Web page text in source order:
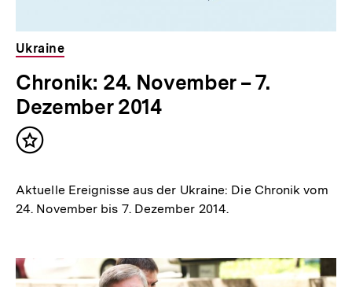
Ukraine
Chronik: 24. November – 7.
Dezember 2014
Inhalt
Aktuelle Ereignisse aus der Ukraine: Die Chronik vom
24. November bis 7. Dezember 2014.